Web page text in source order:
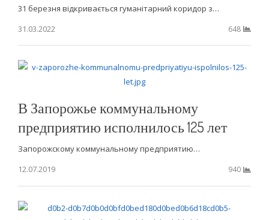
31 березня відкривається гуманітарний коридор з…
31.03.2022
648
В Запорожье коммунальному
предприятию исполнилось 125 лет
Запорожскому коммунальному предприятию…
12.07.2019
940